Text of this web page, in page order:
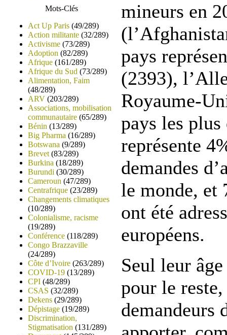
Mots-Clés
Act Up Paris (49/289)
Action militante (32/289)
Activisme (73/289)
Adoption (82/289)
Afrique (161/289)
Afrique du Sud (73/289)
Alimentation, Faim
(48/289)
ARV (203/289)
Associations, mobilisation
communautaire (65/289)
Bénin (13/289)
Big Pharma (16/289)
Botswana (9/289)
Brevet (83/289)
Burkina (18/289)
Burundi (30/289)
Cameroun (47/289)
Centrafrique (23/289)
Changements climatiques
(10/289)
Colonialisme, racisme
(19/289)
Conférence (118/289)
Congo Brazzaville
(24/289)
Côte d’Ivoire (263/289)
COVID-19 (13/289)
CPI (48/289)
CSAS (32/289)
Dekens (29/289)
Dépistage (19/289)
Discrimination,
Stigmatisation (131/289)
mineurs en
pays
(2393),
Royaume-
pays les plus
représente
demandes
le monde, et
ont été
européens.
Seul leur
pour le
demandeurs